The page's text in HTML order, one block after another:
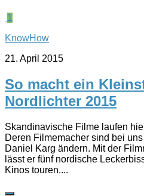
1
KnowHow
21. April 2015
So macht ein
Nordlichter 2015
Skandinavische Filme laufen
Deren Filmemacher sind bei
Daniel Karg ändern. Mit der
lässt er fünf nordische
Kinos touren....